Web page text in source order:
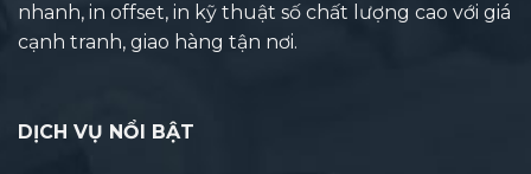
nhanh, in offset, in kỹ thuật số chất lượng cao với giá
cạnh tranh, giao hàng tận nơi.
DỊCH VỤ NỔI BẬT